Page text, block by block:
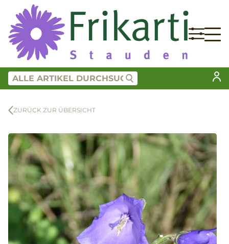
ZURÜCK ZUR ÜBERSICHT